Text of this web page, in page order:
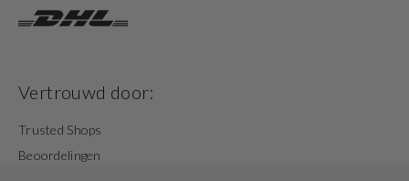
Vertrouwd door:
Trusted Shops
Beoordelingen